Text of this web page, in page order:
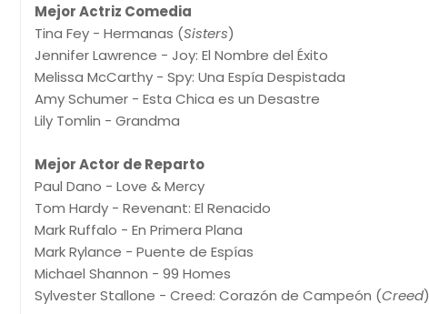
Mejor Actriz Comedia
Tina Fey - Hermanas (Sisters)
Jennifer Lawrence - Joy: El Nombre del Éxito
Melissa McCarthy - Spy: Una Espía Despistada
Amy Schumer - Esta Chica es un Desastre
Lily Tomlin - Grandma
Mejor Actor de Reparto
Paul Dano - Love & Mercy
Tom Hardy - Revenant: El Renacido
Mark Ruffalo - En Primera Plana
Mark Rylance - Puente de Espías
Michael Shannon - 99 Homes
Sylvester Stallone - Creed: Corazón de Campeón (Creed)